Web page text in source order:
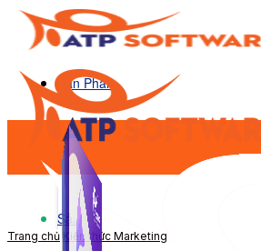
Sản Phẩm
Sản Phẩm
Trang chủ Kiến thức Marketing